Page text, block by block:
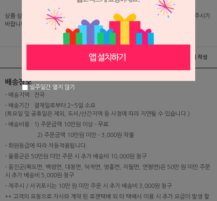
상품 상세 설명 및 실제 구매 가격은 로그인 후 확인 가능하오니 반드시 로그인해 주시기
바랍니다.
배송 및 교환/반품안내 상품후기 및 평가서 작성
배송정보
- 배송지역 : 전국
- 배송기간 : 결제일로부터 2~5일 소요
(토요일 및 공휴일은 제외, 도서/산간지역 등 사정에 따라 지연될 수 있습니다.)
- 배송비용 : 1) 주문금액 10만원 이상 - 무료
2) 주문금액 10만원 미만 - 3,000원 착불
- 회원등급에 따라 차등적용됩니다.
- 울릉군은 50만원 미만 주문 시 추가 배송비 10,000원 청구
- 옹진군(북도면, 백령면, 대청면, 덕적면, 영흥면, 자월면, 연평면)은 50만 원 미만 주문
시 추가 배송비 5,000원 청구
- 제주시 / 서귀포시는 10만 원 미만 주문 시 추가 배송비 3,000원 청구
** 고객의 요청으로 자사와 계약 된 로젠택배 외 타 택배사 이용 시 추가 요금이 발생 할
일주일간 열지 않기